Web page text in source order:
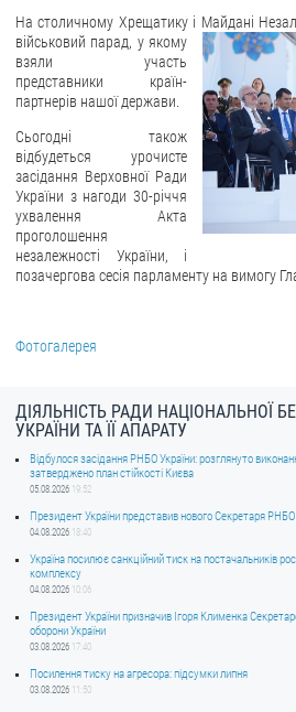
Питання запобігання корупції
Публічні закупівлі
Внутрішній аудит
ДЕРЖАВНИЙ РЕЄСТР САНКЦІЙ
На столичному Хрещатику і Майдані
військовий парад, у якому
взяли участь
представники країн-
партнерів нашої держави.
Сьогодні також
відбудеться урочисте
засідання Верховної Ради
України з нагоди 30-річчя
ухвалення Акта
проголошення
незалежності України, і
позачергова сесія парламенту на вимогу
Фотогалерея
ДІЯЛЬНІСТЬ РАДИ НАЦІОНАЛЬНОЇ
УКРАЇНИ ТА ЇЇ АПАРАТУ
Відбулося засідання РНБО України: розглянуто
затверджено план стійкості Києва
05.08.2026 19:52
Президент України представив нового Секретаря
04.08.2026 18:40
Україна посилює санкційний тиск на постачальників
комплексу
04.08.2026 10:06
Президент України призначив Ігоря Клименка
оборони України
03.08.2026 17:40
Посилення тиску на агресора: підсумки липня
03.08.2026 11:50